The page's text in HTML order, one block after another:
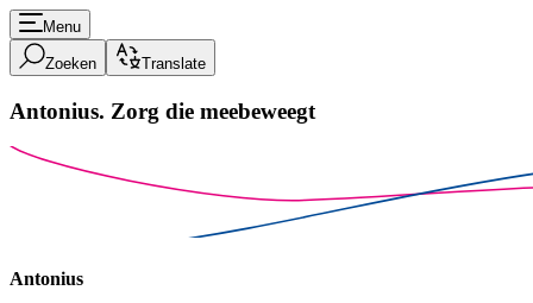
Menu
Zoeken Translate
Antonius. Zorg die meebeweegt
Antonius